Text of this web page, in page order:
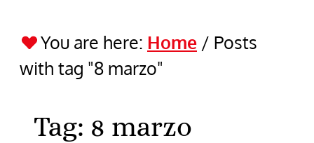
You are here: Home / Posts
with tag "8 marzo"
Tag: 8 marzo